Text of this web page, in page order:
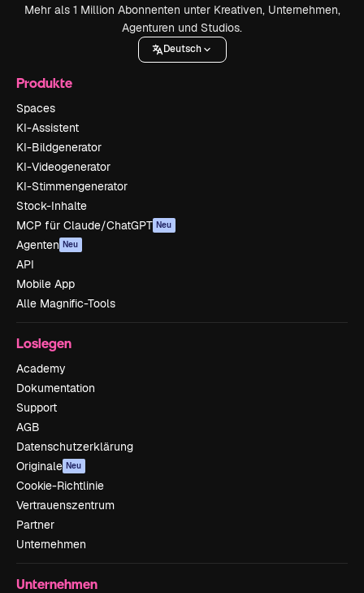
Mehr als 1 Million Abonnenten unter Kreativen, Unternehmen,
Agenturen und Studios.
Deutsch
Produkte
Spaces
KI-Assistent
KI-Bildgenerator
KI-Videogenerator
KI-Stimmengenerator
Stock-Inhalte
MCP für Claude/ChatGPT Neu
Agenten Neu
API
Mobile App
Alle Magnific-Tools
Loslegen
Academy
Dokumentation
Support
AGB
Datenschutzerklärung
Originale Neu
Cookie-Richtlinie
Vertrauenszentrum
Partner
Unternehmen
Unternehmen